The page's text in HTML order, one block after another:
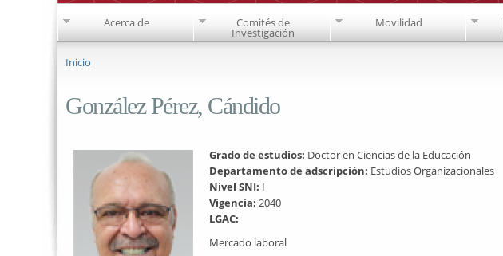
Acerca de Comités de
Investigación
Movilidad
Se encuentra usted aquí
Inicio
González Pérez, Cándido
Grado de estudios: Doctor en Ciencias de la Educación
Departamento de adscripción: Estudios Organizacionales
Nivel SNI: I
Vigencia: 2040
LGAC:
Mercado laboral